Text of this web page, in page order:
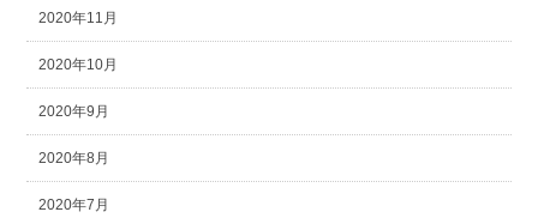
2020年11月
2020年10月
2020年9月
2020年8月
2020年7月